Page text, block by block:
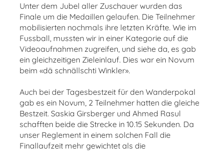
Unter dem Jubel aller Zuschauer wurden das
Finale um die Medaillen gelaufen. Die Teilnehmer
mobilisierten nochmals ihre letzten Kräfte. Wie im
Fussball, mussten wir in einer Kategorie auf die
Videoaufnahmen zugreifen, und siehe da, es gab
ein gleichzeitigen Zieleinlauf. Dies war ein Novum
beim «dä schnällschti Winkler».
Auch bei der Tagesbestzeit für den Wanderpokal
gab es ein Novum, 2 Teilnehmer hatten die gleiche
Bestzeit. Saskia Girsberger und Ahmed Rasul
schafften beide die Strecke in 10.15 Sekunden. Da
unser Reglement in einem solchen Fall die
Finallaufzeit mehr gewichtet als die